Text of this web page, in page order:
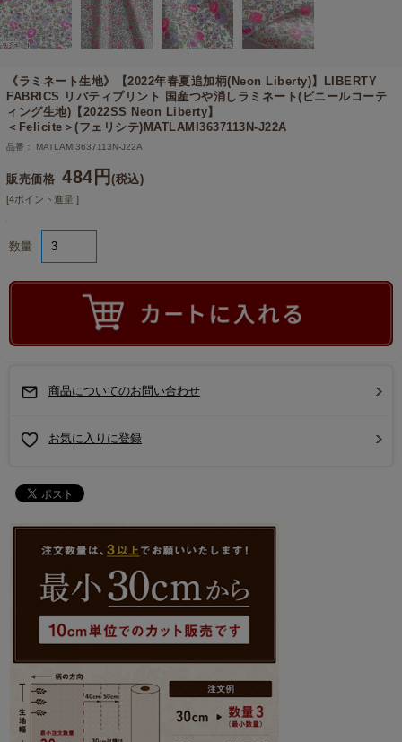
《ラミネート生地》【2022年春夏追加柄(Neon Liberty)】
LIBERTY
FABRICS リバティプリント 国産つや消しラミネート(ビニールコーテ
ィング生地)【2022SS Neon Liberty】
＜Felicite＞(フェリシテ)MATLAMI3637113N-J22A
品番： MATLAMI3637113N-J22A
販売価格 484円(税込)
[4ポイント進呈 ]
数量
商品についてのお問い合わせ
お気に入りに登録